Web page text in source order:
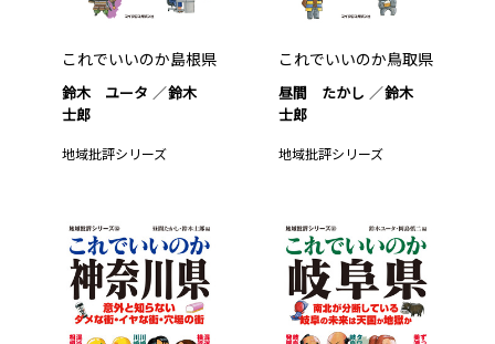
これでいいのか島根県
鈴木 ユータ
鈴木
士郎
地域批評シリーズ
これでいいのか鳥取県
昼間 たかし
鈴木
士郎
地域批評シリーズ